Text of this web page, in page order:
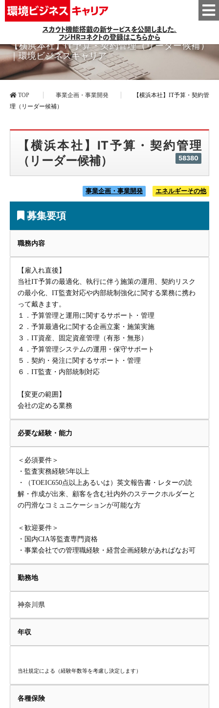
スカウト機能搭載の新サービスを公開しました。
フジHRコネクトの登録はこちらから
【横浜本社】IT予算・契約管理（リーダー候補）
｜環境ビジネスキャリア
TOP 事業企画・事業開発
【横浜本社】IT予算・契約管
理（リーダー候補）
【横浜本社】IT予算・契約管理
（リーダー候補）
58380
事業企画・事業開発 エネルギーその他
募集要項
職務内容
【雇入れ直後】
当社IT予算の最適化、執行に伴う施策の運用、契約リスク
の最小化、IT監査対応や内部統制強化に関する業務に携わ
って戴きます。
１．予算管理と運用に関するサポート・管理
２．予算最適化に関する企画立案・施策実施
３．IT資産、固定資産管理（有形・無形）
４．予算管理システムの運用・保守サポート
５．契約・発注に関するサポート・管理
６．IT監査・内部統制対応
【変更の範囲】
会社の定める業務
必要な経験・能力
＜必須要件＞
・監査実務経験5年以上
・（TOEIC650点以上あるいは）英文報告書・レターの読
解・作成が出来、顧客を含む社内外のステークホルダーと
の円滑なコミュニケーションが可能な方
＜歓迎要件＞
・国内CIA等監査専門資格
・事業会社での管理職経験・経営企画経験があればなお可
勤務地
神奈川県
年収
当社規定による（経験年数等を考慮し決定します）
各種保険